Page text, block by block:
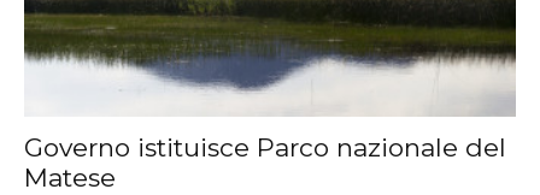
Governo istituisce Parco nazionale del
Matese